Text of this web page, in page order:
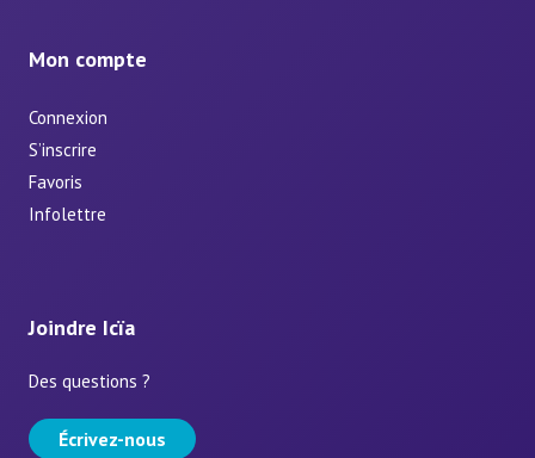
Mon compte
Connexion
S’inscrire
Favoris
Infolettre
Joindre Icïa
Des questions ?
Écrivez-nous